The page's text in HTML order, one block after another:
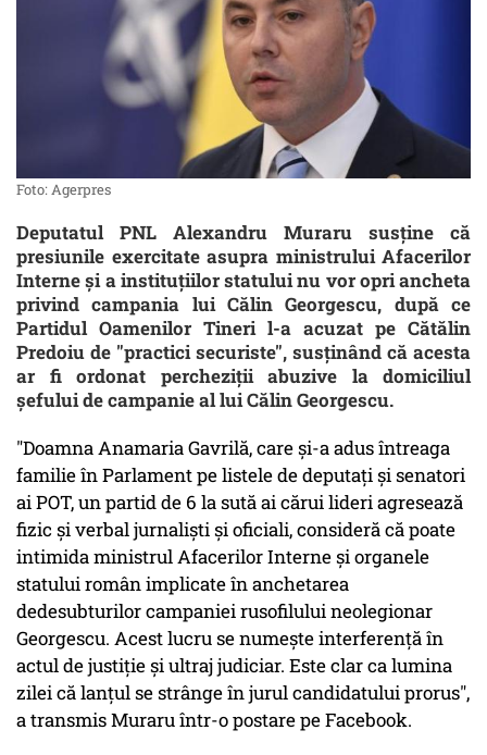
Foto: Agerpres
Deputatul PNL Alexandru Muraru susține că
presiunile exercitate asupra ministrului Afacerilor
Interne și a instituțiilor statului nu vor opri ancheta
privind campania lui Călin Georgescu, după ce
Partidul Oamenilor Tineri l-a acuzat pe Cătălin
Predoiu de "practici securiste", susținând că acesta
ar fi ordonat percheziții abuzive la domiciliul
șefului de campanie al lui Călin Georgescu.
"Doamna Anamaria Gavrilă, care și-a adus întreaga
familie în Parlament pe listele de deputați și senatori
ai POT, un partid de 6 la sută ai cărui lideri agresează
fizic și verbal jurnaliști și oficiali, consideră că poate
intimida ministrul Afacerilor Interne și organele
statului român implicate în anchetarea
dedesubturilor campaniei rusofilului neolegionar
Georgescu. Acest lucru se numește interferență în
actul de justiție și ultraj judiciar. Este clar ca lumina
zilei că lanțul se strânge în jurul candidatului prorus",
a transmis Muraru într-o postare pe Facebook.